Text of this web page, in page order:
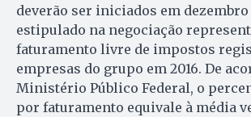
deverão ser iniciados em dezembro
estipulado na negociação
faturamento livre de impostos
empresas do grupo em 2016. De
Ministério Público Federal, o
por faturamento equivale à média